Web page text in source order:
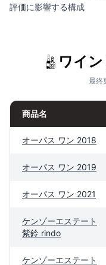
評価に影響する構成
ワイ
最終
商品名
オーパス ワン 2018
オーパス ワン 2019
オーパス ワン 2021
ケンゾーエステート
紫鈴 rindo
ケンゾーエステート